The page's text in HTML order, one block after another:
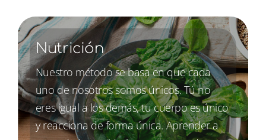
Nutrición
Nuestro método se basa en que cada
uno de nosotros somos únicos. Tú no
eres igual a los demás, tu cuerpo es único
y reacciona de forma única. Aprender a